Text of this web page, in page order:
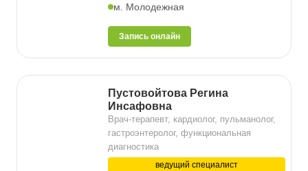
м. Молодежная
Запись онлайн
Пустовойтова Регина
Инсафовна
Врач-терапевт, кардиолог, пульманолог,
гастроэнтеролог, функциональная
диагностика
ведущий специалист